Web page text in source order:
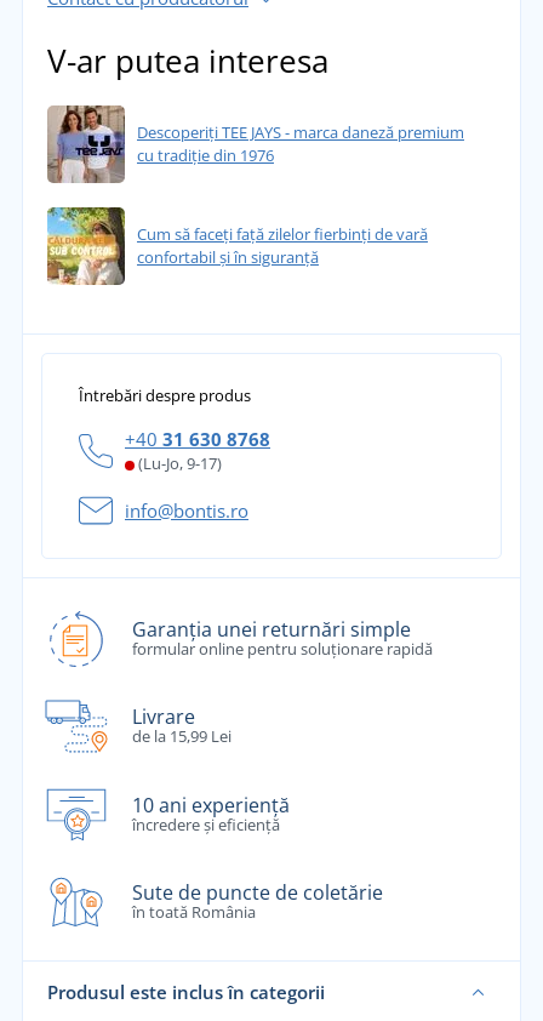
V-ar putea interesa
Descoperiți TEE JAYS - marca daneză premium
cu tradiție din 1976
Cum să faceți față zilelor fierbinți de vară
confortabil și în siguranță
Întrebări despre produs
+40 31 630 8768
(Lu-Jo, 9-17)
info@bontis.ro
Garanția unei returnări simple
formular online pentru soluționare rapidă
Livrare
de la 15,99 Lei
10 ani experiență
încredere și eficiență
Sute de puncte de coletărie
în toată România
Produsul este inclus în categorii